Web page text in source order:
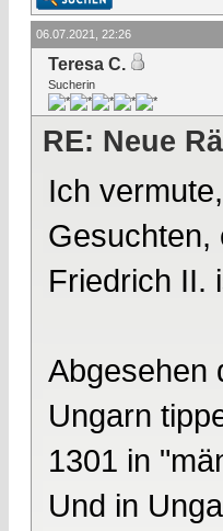
06.07.2021, 22:26
Teresa C.
Sucherin
RE: Neue
Ich
Gesuchten,
Friedrich II.
Abgesehen
Ungarn
1301 in
Und in